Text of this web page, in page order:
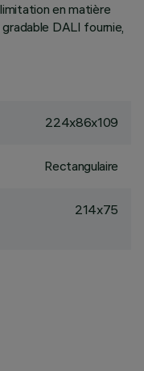
en matière
DALI fournie,
224x86x109
Rectangulaire
214x75